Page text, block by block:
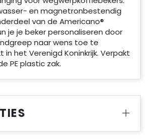
en magnetronbestendig
van de Americano®
je je beker personaliseren door
naar wens toe te
in het Verenigd Koninkrijk. Verpakt
PE plastic zak.